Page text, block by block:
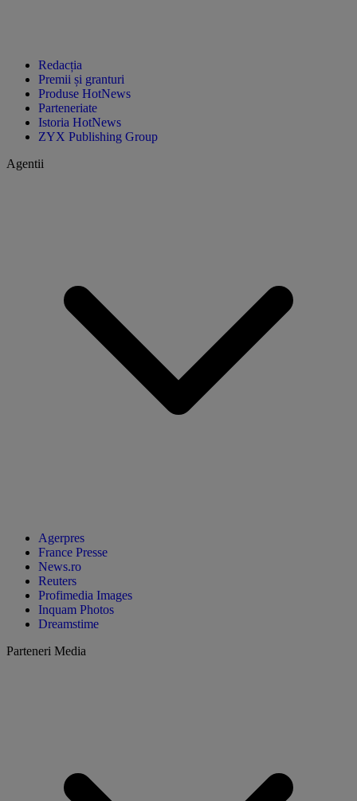
Redacția
Premii și granturi
Produse HotNews
Parteneriate
Istoria HotNews
ZYX Publishing Group
Agentii
Agerpres
France Presse
News.ro
Reuters
Profimedia Images
Inquam Photos
Dreamstime
Parteneri Media